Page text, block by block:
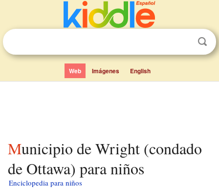
Web Imágenes English
Municipio de Wright (condado
de Ottawa) para niños
Enciclopedia para niños